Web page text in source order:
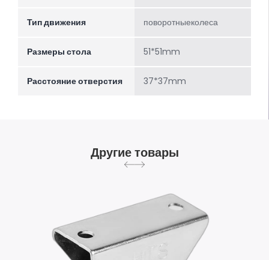
Тип движения поворотныеколеса
Размеры стола 51*51mm
Расстояние отверстия 37*37mm
Другие товары